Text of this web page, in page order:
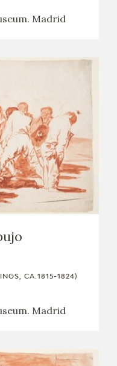
Madrid
CA.1815-1824)
Madrid